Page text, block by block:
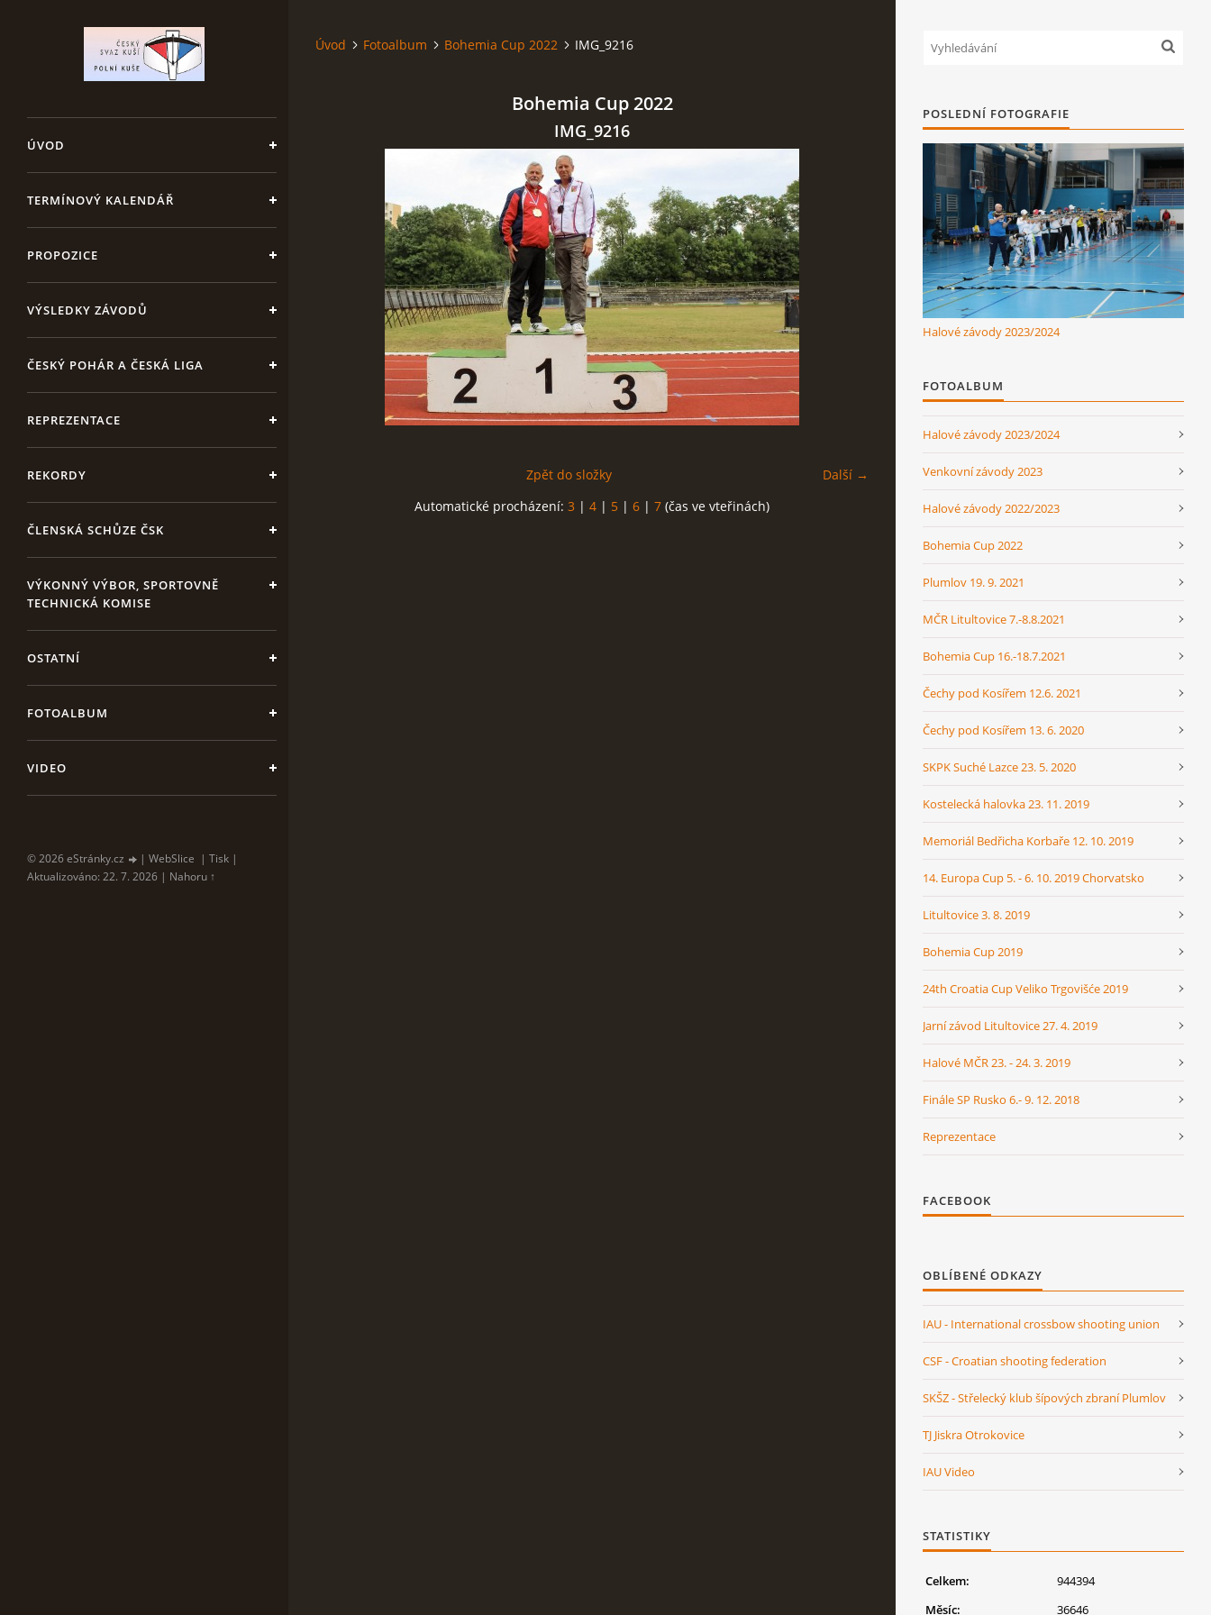
ÚVOD
TERMÍNOVÝ KALENDÁŘ
PROPOZICE
VÝSLEDKY ZÁVODŮ
ČESKÝ POHÁR A ČESKÁ LIGA
REPREZENTACE
REKORDY
ČLENSKÁ SCHŮZE ČSK
VÝKONNÝ VÝBOR, SPORTOVNĚ
TECHNICKÁ KOMISE
OSTATNÍ
FOTOALBUM
VIDEO
© 2026 eStránky.cz | WebSlice | Tisk |
Aktualizováno: 22. 7. 2026 | Nahoru ↑
Úvod Fotoalbum Bohemia Cup 2022 IMG_9216
Bohemia Cup 2022
IMG_9216
Další →
Zpět do složky
Automatické procházení: 3 | 4 | 5 | 6 | 7 (čas ve vteřinách)
POSLEDNÍ FOTOGRAFIE
Halové závody 2023/2024
FOTOALBUM
Halové závody 2023/2024
Venkovní závody 2023
Halové závody 2022/2023
Bohemia Cup 2022
Plumlov 19. 9. 2021
MČR Litultovice 7.-8.8.2021
Bohemia Cup 16.-18.7.2021
Čechy pod Kosířem 12.6. 2021
Čechy pod Kosířem 13. 6. 2020
SKPK Suché Lazce 23. 5. 2020
Kostelecká halovka 23. 11. 2019
Memoriál Bedřicha Korbaře 12. 10. 2019
14. Europa Cup 5. - 6. 10. 2019 Chorvatsko
Litultovice 3. 8. 2019
Bohemia Cup 2019
24th Croatia Cup Veliko Trgovišće 2019
Jarní závod Litultovice 27. 4. 2019
Halové MČR 23. - 24. 3. 2019
Finále SP Rusko 6.- 9. 12. 2018
Reprezentace
FACEBOOK
OBLÍBENÉ ODKAZY
IAU - International crossbow shooting union
CSF - Croatian shooting federation
SKŠZ - Střelecký klub šípových zbraní Plumlov
TJ Jiskra Otrokovice
IAU Video
STATISTIKY
Celkem:
944394
Měsíc:
36646